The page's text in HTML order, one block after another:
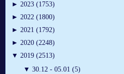
► 2023 (1753)
► 2022 (1800)
► 2021 (1792)
► 2020 (2248)
▼ 2019 (2513)
▼ 30.12 - 05.01 (5)